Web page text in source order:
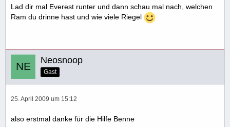
Lad dir mal Everest runter und dann schau mal nach, welchen
Ram du drinne hast und wie viele Riegel
Neosnoop
Gast
25. April 2009 um 15:12
also erstmal danke für die Hilfe Benne